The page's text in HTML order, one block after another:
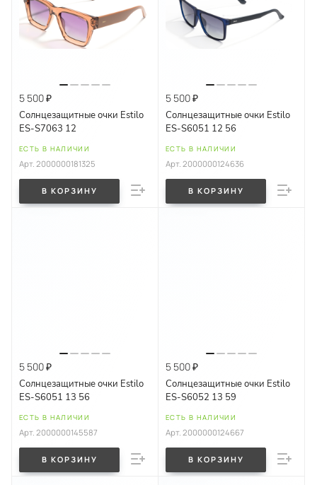
5 500 ₽
Солнцезащитные очки Estilo
ES-S7063 12
ЕСТЬ В НАЛИЧИИ
Арт. 2000000181325
В КОРЗИНУ
5 500 ₽
Солнцезащитные очки Estilo
ES-S6051 12 56
ЕСТЬ В НАЛИЧИИ
Арт. 2000000124636
В КОРЗИНУ
5 500 ₽
Солнцезащитные очки Estilo
ES-S6051 13 56
ЕСТЬ В НАЛИЧИИ
Арт. 2000000145587
В КОРЗИНУ
5 500 ₽
Солнцезащитные очки Estilo
ES-S6052 13 59
ЕСТЬ В НАЛИЧИИ
Арт. 2000000124667
В КОРЗИНУ